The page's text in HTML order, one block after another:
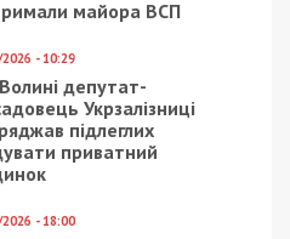
обрел лицо
поможет с
пиццей